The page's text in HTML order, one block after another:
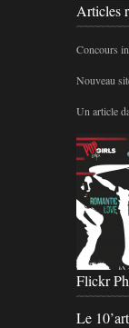
Articles
Concours
Nouveau
Un article
Flickr
Le